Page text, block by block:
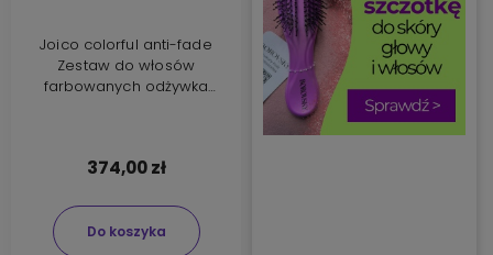
Joico colorful anti-fade
Zestaw do włosów
farbowanych odżywka
374,00 zł
Do koszyka